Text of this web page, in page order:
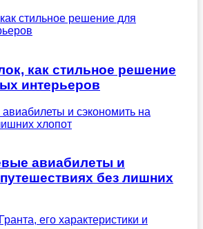
стильное решение для
как стильное решение
интерьеров
и сэкономить на
хлопот
авиабилеты и
без лишних
его характеристики и